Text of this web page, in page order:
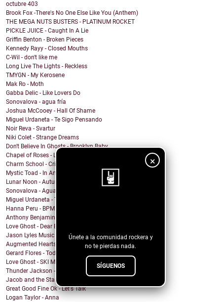
×
Únete a la comunidad rockera y
no te pierdas nada.
SÍGUENOS
octubre 403
Brook Fox -There's No One Else Like You (Anthem)
THE MEGA NUTS BUSTERS - PLATINUM ROCKET
PICKLE JUICE - Caught In A Lie
Griffin Benton - Broken Pieces
Kennedy Rayy - Closed Mouths
C-Wil - don't like me
Long Live The Lights - Reckless
TMYGN - My Kerosene
Mak Ro - Moth
Gabba Delic - Like Lovers Do
Sonovalova - agua fría
Joshua McCooey - Hall Of Shame
Miguel Urdaneta - Te Sigo Pensando
Noir Reva - Svartur
Niki Colet - Strange Dreams
Don't Believe In Ghosts - Brooklyn Baby
Chapel of Roses - Lose Control
Charm School - Crime Time
Mystic Toad - In Another World
Lunar Noon - Autumn Passing
Sonovalova - Agua Fría
Miguel Urdaneta - Te Sigo Pensando
Hanna Peru - BPM
Anthony Benjamin - Protect Yourself
Love Ghost - Dear Boy
Jason Lyles Music - Survival
Augmented Hearts - J.V.H.
Gerard Flores - Todo Permitido
Love Ghost - SKI MASK
Thunder Jackson - "The Fever & The Dream"
Jacob and the Starry Eyed Shadows - The Avenue
Great Good Fine Ok - Let's Talk
Logan Taylor - Anna